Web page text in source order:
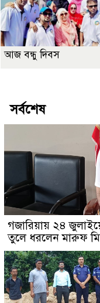
আজ বন্ধু দিবস
সর্বশেষ
গজারিয়ায় ২৪
তুলে ধরলেন মারুফ